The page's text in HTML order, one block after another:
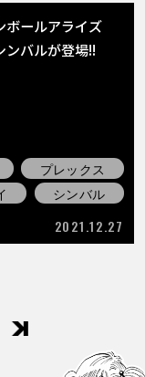
ボールアライズ
ンバルが登場!!
プレックス
シンバル
2021.12.27